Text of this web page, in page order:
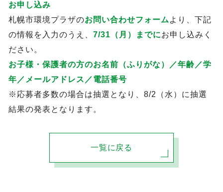
お申し込み
札幌市環境プラザのお問い合わせフォーム より、下記
の情報を入力のうえ、 7/31（月）までにお申し込みく
ださい。
お子様・保護者の方のお名前（ふりがな）／年齢／学
年／メールアドレス／電話番号
※応募者多数の場合は抽選となり、8/2（水）に抽選
結果の発表となります。
一覧に戻る